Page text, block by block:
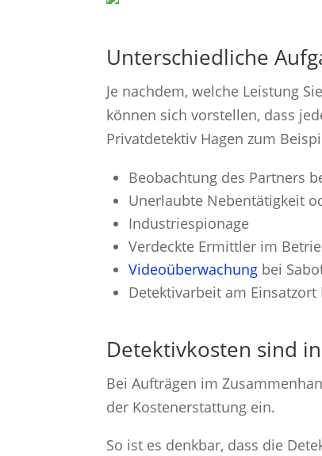
Unterschiedliche
Je nachdem, welche Leistung
können sich vorstellen, dass
Privatdetektiv Hagen zum
Beobachtung des Partners
Unerlaubte Nebentätigkeit
Industriespionage
Verdeckte Ermittler im
Videoüberwachung bei
Detektivarbeit am
Detektivkosten sind
Bei Aufträgen im
der Kostenerstattung ein.
So ist es denkbar, dass die